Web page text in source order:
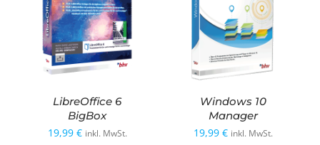
LibreOffice 6
BigBox
19,99 € inkl. MwSt.
Windows 10
Manager
19,99 € inkl. MwSt.